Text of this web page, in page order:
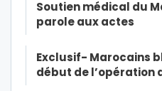
Soutien médical du
parole aux actes
Exclusif- Marocains
début de l’opération